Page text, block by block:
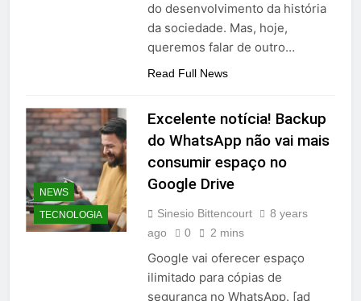
do desenvolvimento da história
da sociedade. Mas, hoje,
queremos falar de outro…
Read Full News
NEWS
TECNOLOGIA
Excelente notícia! Backup
do WhatsApp não vai mais
consumir espaço no
Google Drive
Sinesio Bittencourt
8 years
ago
0 2 mins
Google vai oferecer espaço
ilimitado para cópias de
segurança no WhatsApp. [ad